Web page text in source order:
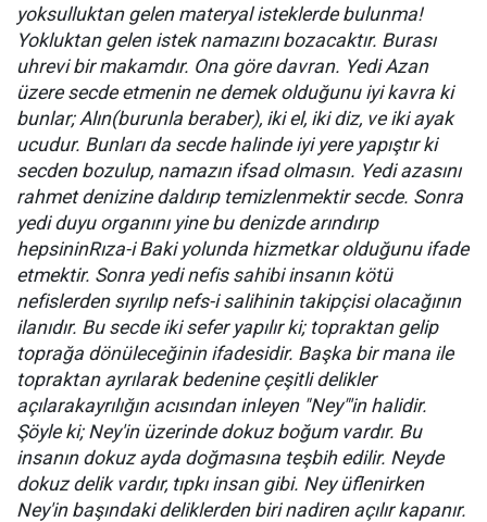
yoksulluktan gelen materyal isteklerde bulunma!
Yokluktan gelen istek namazını bozacaktır. Burası
uhrevi bir makamdır. Ona göre davran. Yedi Azan
üzere secde etmenin ne demek olduğunu iyi kavra ki
bunlar; Alın(burunla beraber), iki el, iki diz, ve iki ayak
ucudur. Bunları da secde halinde iyi yere yapıştır ki
secden bozulup, namazın ifsad olmasın. Yedi azasını
rahmet denizine daldırıp temizlenmektir secde. Sonra
yedi duyu organını yine bu denizde arındırıp
hepsininRıza-i Baki yolunda hizmetkar olduğunu ifade
etmektir. Sonra yedi nefis sahibi insanın kötü
nefislerden sıyrılıp nefs-i salihinin takipçisi olacağının
ilanıdır. Bu secde iki sefer yapılır ki; topraktan gelip
toprağa dönüleceğinin ifadesidir. Başka bir mana ile
topraktan ayrılarak bedenine çeşitli delikler
açılarakayrılığın acısından inleyen "Ney"'in halidir.
Şöyle ki; Ney'in üzerinde dokuz boğum vardır. Bu
insanın dokuz ayda doğmasına teşbih edilir. Neyde
dokuz delik vardır, tıpkı insan gibi. Ney üflenirken
Ney'in başındaki deliklerden biri nadiren açılır kapanır.